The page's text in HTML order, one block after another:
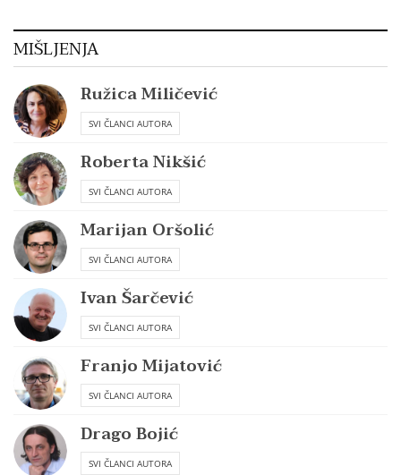
MIŠLJENJA
Ružica Miličević
SVI ČLANCI AUTORA
Roberta Nikšić
SVI ČLANCI AUTORA
Marijan Oršolić
SVI ČLANCI AUTORA
Ivan Šarčević
SVI ČLANCI AUTORA
Franjo Mijatović
SVI ČLANCI AUTORA
Drago Bojić
SVI ČLANCI AUTORA